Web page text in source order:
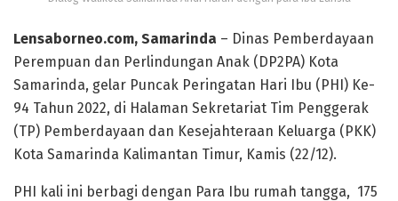
Lensaborneo.com, Samarinda – Dinas Pemberdayaan
Perempuan dan Perlindungan Anak (DP2PA) Kota
Samarinda, gelar Puncak Peringatan Hari Ibu (PHI) Ke-
94 Tahun 2022, di Halaman Sekretariat Tim Penggerak
(TP) Pemberdayaan dan Kesejahteraan Keluarga (PKK)
Kota Samarinda Kalimantan Timur, Kamis (22/12).
PHI kali ini berbagi dengan Para Ibu rumah tangga, 175